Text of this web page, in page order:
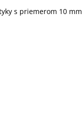
s priemerom 10 mm